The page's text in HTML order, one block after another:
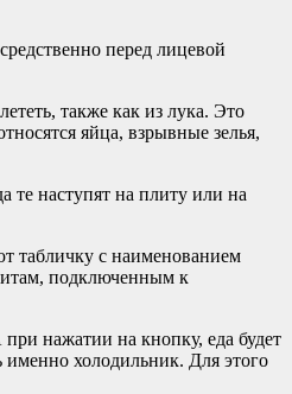
перед лицевой
также как из лука. Это
яйца, взрывные зелья,
те наступят на плиту или на
табличку с наименованием
подключенным к
нажатии на кнопку, еда будет
холодильник. Для этого